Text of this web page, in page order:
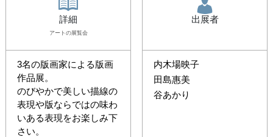
詳細
アート の展覧会
3名の版画家による版画
作品展。
のびやかで美しい描線の
表現や版ならではの味わ
いある表現をお楽しみ下
さい。
出展者
内木場映子
田島惠美
谷あかり